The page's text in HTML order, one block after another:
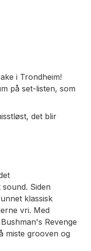
i Trondheim!
på set-listen, som
det blir
Siden
klassisk
vri. Med
Revenge
miste grooven og